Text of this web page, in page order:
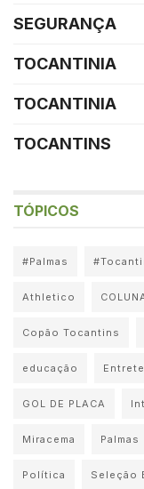
SEGURANÇA
TOCANTINIA
TOCANTINIA
TOCANTINS
TÓPICOS
#Palmas
Athletico
Copão Tocantins
educação
GOL DE PLACA
Miracema Palmas
Política Seleção